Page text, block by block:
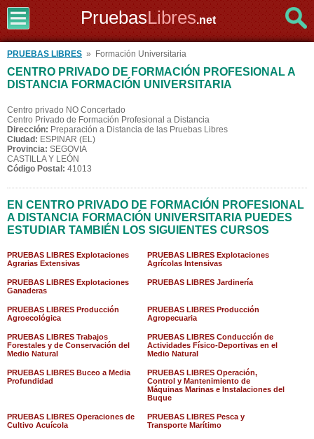
PruebasLibres.net
PRUEBAS LIBRES » Formación Universitaria
CENTRO PRIVADO DE FORMACIÓN PROFESIONAL A
DISTANCIA FORMACIÓN UNIVERSITARIA
Centro privado NO Concertado
Centro Privado de Formación Profesional a Distancia
Dirección: Preparación a Distancia de las Pruebas Libres
Ciudad: ESPINAR (EL)
Provincia: SEGOVIA
CASTILLA Y LEÓN
Código Postal: 41013
EN CENTRO PRIVADO DE FORMACIÓN PROFESIONAL
A DISTANCIA FORMACIÓN UNIVERSITARIA PUEDES
ESTUDIAR TAMBIÉN LOS SIGUIENTES CURSOS
PRUEBAS LIBRES Explotaciones
Agrarias Extensivas
PRUEBAS LIBRES Explotaciones
Agrícolas Intensivas
PRUEBAS LIBRES Explotaciones
Ganaderas
PRUEBAS LIBRES Jardinería
PRUEBAS LIBRES Producción
Agroecológica
PRUEBAS LIBRES Producción
Agropecuaria
PRUEBAS LIBRES Trabajos
Forestales y de Conservación del
Medio Natural
PRUEBAS LIBRES Conducción de
Actividades Físico-Deportivas en el
Medio Natural
PRUEBAS LIBRES Buceo a Media
Profundidad
PRUEBAS LIBRES Operación,
Control y Mantenimiento de
Máquinas Marinas e Instalaciones del
Buque
PRUEBAS LIBRES Operaciones de
Cultivo Acuícola
PRUEBAS LIBRES Pesca y
Transporte Marítimo